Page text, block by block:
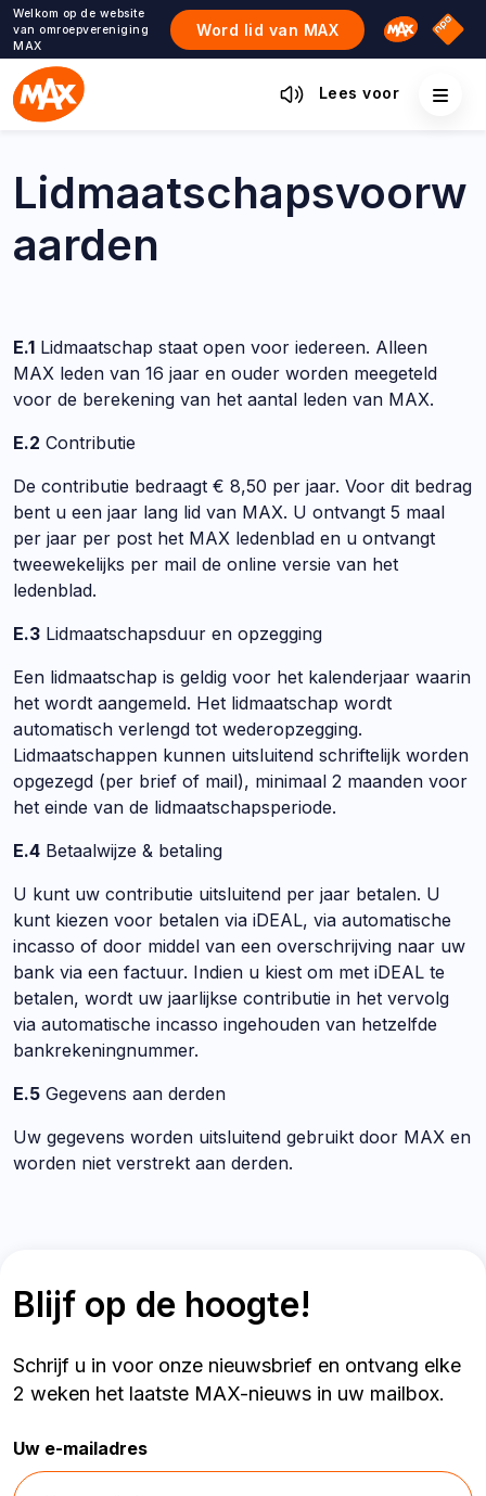
Ga
naar
de
inhoud
Welkom op de website
van omroepvereniging
MAX
Word lid van MAX Omroep
NPO
Lees voor
Lidmaatschapsvoorw
aarden
E.1 Lidmaatschap staat open voor iedereen. Alleen
MAX leden van 16 jaar en ouder worden meegeteld
voor de berekening van het aantal leden van MAX.
E.2 Contributie
De contributie bedraagt € 8,50 per jaar. Voor dit bedrag
bent u een jaar lang lid van MAX. U ontvangt 5 maal
per jaar per post het MAX ledenblad en u ontvangt
tweewekelijks per mail de online versie van het
ledenblad.
E.3 Lidmaatschapsduur en opzegging
Een lidmaatschap is geldig voor het kalenderjaar waarin
het wordt aangemeld. Het lidmaatschap wordt
automatisch verlengd tot wederopzegging.
Lidmaatschappen kunnen uitsluitend schriftelijk worden
opgezegd (per brief of mail), minimaal 2 maanden voor
het einde van de lidmaatschapsperiode.
E.4 Betaalwijze & betaling
U kunt uw contributie uitsluitend per jaar betalen. U
kunt kiezen voor betalen via iDEAL, via automatische
incasso of door middel van een overschrijving naar uw
bank via een factuur. Indien u kiest om met iDEAL te
betalen, wordt uw jaarlijkse contributie in het vervolg
via automatische incasso ingehouden van hetzelfde
bankrekeningnummer.
E.5 Gegevens aan derden
Uw gegevens worden uitsluitend gebruikt door MAX en
worden niet verstrekt aan derden.
Blijf op de hoogte!
Schrijf u in voor onze nieuwsbrief en ontvang elke
2 weken het laatste MAX-nieuws in uw mailbox.
Uw e-mailadres